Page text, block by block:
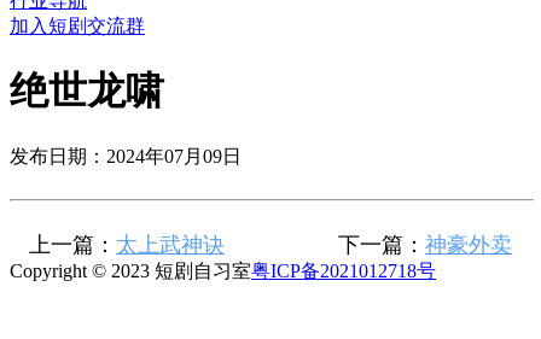
加入短剧交流群
绝世龙啸
发布日期：2024年07月09日
上一篇： 太上武神诀 下一篇： 神豪外卖
Copyright © 2023 短剧自习室粤ICP备2021012718号